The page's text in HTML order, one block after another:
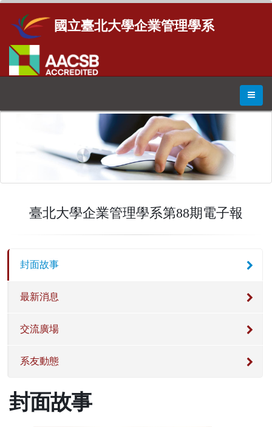
國立臺北大學企業管理學系
臺北大學企業管理學系第88期電子報
封面故事
最新消息
交流廣場
系友動態
封面故事